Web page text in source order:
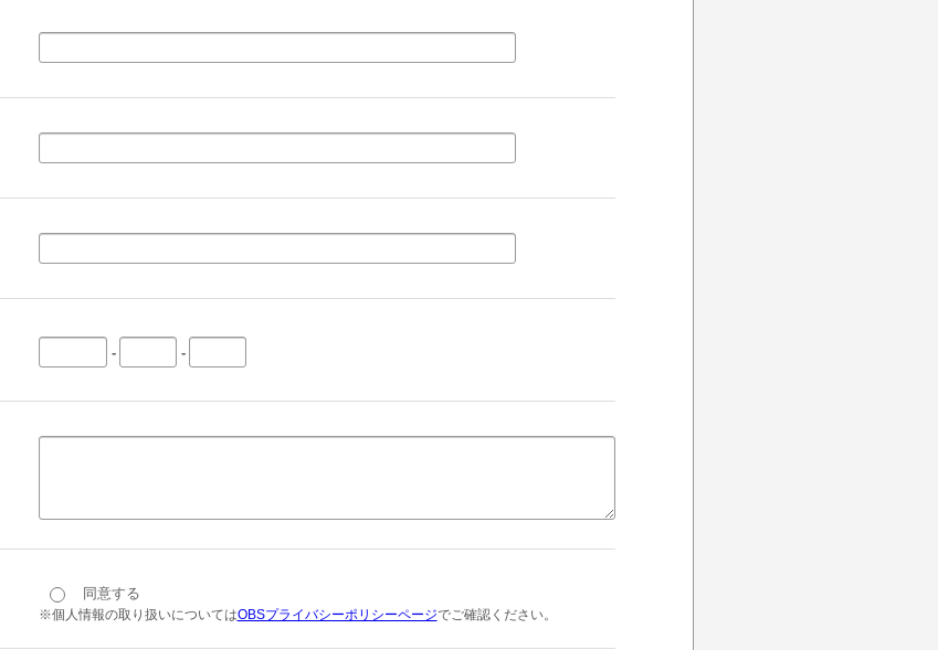
- -
同意する
※個人情報の取り扱いについてはOBSプライバシーポリシーページでご確認ください。